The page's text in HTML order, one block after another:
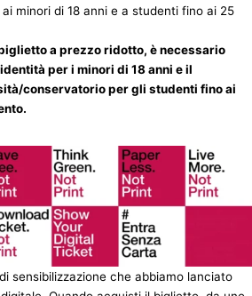
minori di 18 anni e a studenti fino ai 25
a prezzo ridotto, è necessario
per i minori di 18 anni e il
conservatorio per gli studenti fino ai
sensibilizzazione che abbiamo lanciato